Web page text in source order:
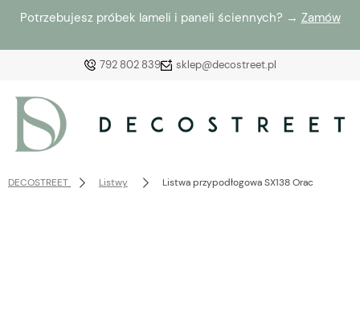
Potrzebujesz próbek lameli i paneli ściennych? → Zamów
792 802 839 sklep@decostreet.pl
DECOSTREET Listwy Listwa przypodłogowa SX138 Orac